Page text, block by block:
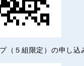
（５組限定）の申し込